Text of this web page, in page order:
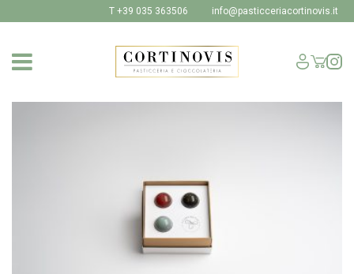
T +39 035 363506 info@pasticceriacortinovis.it
SHOP
I NOSTRI PRODOTTI